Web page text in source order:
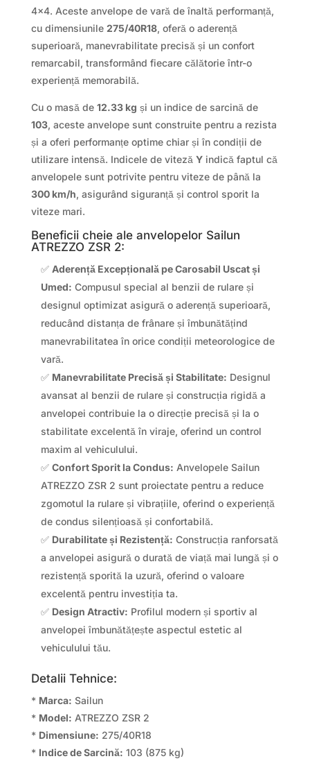
4×4. Aceste anvelope de vară de înaltă performanță,
cu dimensiunile 275/40R18, oferă o aderență
superioară, manevrabilitate precisă și un confort
remarcabil, transformând fiecare călătorie într-o
experiență memorabilă.
Cu o masă de 12.33 kg și un indice de sarcină de
103, aceste anvelope sunt construite pentru a rezista
și a oferi performanțe optime chiar și în condiții de
utilizare intensă. Indicele de viteză Yindică faptul că
anvelopele sunt potrivite pentru viteze de până la
300 km/h, asigurând siguranță și control sporit la
viteze mari.
Beneficii cheie ale anvelopelor Sailun
ATREZZO ZSR 2:
✅ Aderență Excepțională pe Carosabil Uscat și
Umed: Compusul special al benzii de rulare și
designul optimizat asigură o aderență superioară,
reducând distanța de frânare și îmbunătățind
manevrabilitatea în orice condiții meteorologice de
vară.
✅ Manevrabilitate Precisă și Stabilitate: Designul
avansat al benzii de rulare și construcția rigidă a
anvelopei contribuie la o direcție precisă și la o
stabilitate excelentă în viraje, oferind un control
maxim al vehiculului.
✅ Confort Sporit la Condus: Anvelopele Sailun
ATREZZO ZSR 2 sunt proiectate pentru a reduce
zgomotul la rulare și vibrațiile, oferind o experiență
de condus silențioasă și confortabilă.
✅ Durabilitate și Rezistență: Construcția ranforsată
a anvelopei asigură o durată de viață mai lungă și o
rezistență sporită la uzură, oferind o valoare
excelentă pentru investiția ta.
✅ Design Atractiv: Profilul modern și sportiv al
anvelopei îmbunătățește aspectul estetic al
vehiculului tău.
Detalii Tehnice:
* Marca: Sailun
* Model: ATREZZO ZSR 2
* Dimensiune: 275/40R18
* Indice de Sarcină: 103 (875 kg)